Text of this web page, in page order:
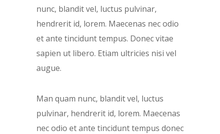
nunc, blandit vel, luctus pulvinar,
hendrerit id, lorem. Maecenas nec odio
et ante tincidunt tempus. Donec vitae
sapien ut libero. Etiam ultricies nisi vel
augue.
Man quam nunc, blandit vel, luctus
pulvinar, hendrerit id, lorem. Maecenas
nec odio et ante tincidunt tempus donec